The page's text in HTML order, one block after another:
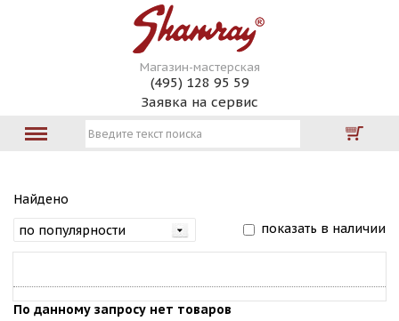
Магазин-мастерская
(495) 128 95 59
Заявка на сервис
Найдено
показать в наличии
По данному запросу нет товаров